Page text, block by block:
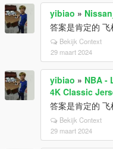
yibiao »
答案是肯定的
Bekijk Context
29 maart 2024
yibiao » NBA -
4K Classic
答案是肯定的
Bekijk Context
29 maart 2024